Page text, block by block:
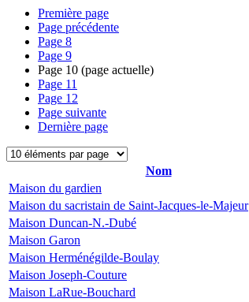
Première page
Page précédente
Page 8
Page 9
Page 10 (page actuelle)
Page 11
Page 12
Page suivante
Dernière page
Nom
Maison du gardien
Maison du sacristain de Saint-Jacques-le-Majeur
Maison Duncan-N.-Dubé
Maison Garon
Maison Herménégilde-Boulay
Maison Joseph-Couture
Maison LaRue-Bouchard